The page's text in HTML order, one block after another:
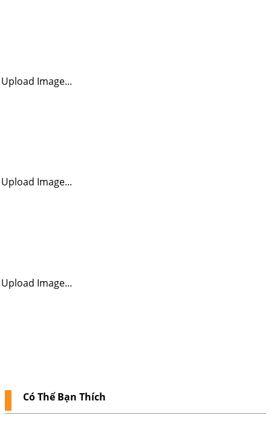
Upload Image...
Upload Image...
Upload Image...
Có Thể Bạn Thích